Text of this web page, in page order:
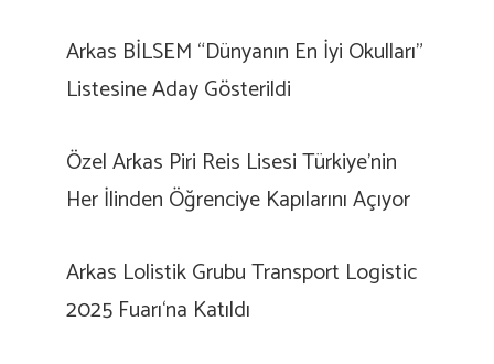
Arkas BİLSEM “Dünyanın En İyi Okulları”
Listesine Aday Gösterildi
Özel Arkas Piri Reis Lisesi Türkiye’nin
Her İlinden Öğrenciye Kapılarını Açıyor
Arkas Lolistik Grubu Transport Logistic
2025 Fuarı‘na Katıldı